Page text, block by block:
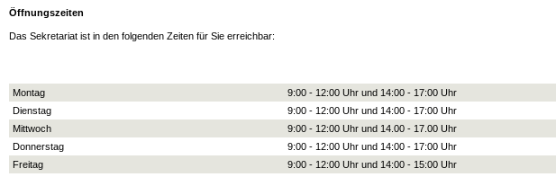
Öffnungszeiten
Das Sekretariat ist in den folgenden Zeiten für Sie erreichbar:
Montag
9:00 - 12:00 Uhr und 14:00 - 17:00 Uhr
Dienstag
9:00 - 12:00 Uhr und 14:00 - 17:00 Uhr
Mittwoch
9:00 - 12:00 Uhr und 14.00 - 17.00 Uhr
Donnerstag
9:00 - 12:00 Uhr und 14:00 - 17:00 Uhr
Freitag
9:00 - 12:00 Uhr und 14:00 - 15:00 Uhr